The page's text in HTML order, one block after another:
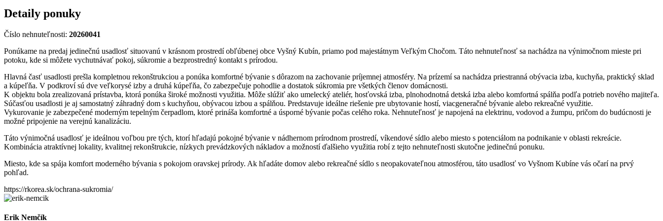
Detaily ponuky
Číslo nehnuteľnosti: 20260041
Ponúkame na predaj jedinečnú usadlosť situovanú v krásnom prostredí obľúbenej obce Vyšný Kubín, priamo pod majestátnym Veľkým Chočom. Táto nehnuteľnosť sa nachádza na výnimočnom mieste pri
potoku, kde si môžete vychutnávať pokoj, súkromie a bezprostredný kontakt s prírodou.
Hlavná časť usadlosti prešla kompletnou rekonštrukciou a ponúka komfortné bývanie s dôrazom na zachovanie príjemnej atmosféry. Na prízemí sa nachádza priestranná obývacia izba, kuchyňa, praktický sklad
a kúpeľňa. V podkroví sú dve veľkorysé izby a druhá kúpeľňa, čo zabezpečuje pohodlie a dostatok súkromia pre všetkých členov domácnosti.
K objektu bola zrealizovaná prístavba, ktorá ponúka široké možnosti využitia. Môže slúžiť ako umelecký ateliér, hosťovská izba, plnohodnotná detská izba alebo komfortná spálňa podľa potrieb nového majiteľa.
Súčasťou usadlosti je aj samostatný záhradný dom s kuchyňou, obývacou izbou a spálňou. Predstavuje ideálne riešenie pre ubytovanie hostí, viacgeneračné bývanie alebo rekreačné využitie.
Vykurovanie je zabezpečené moderným tepelným čerpadlom, ktoré prináša komfortné a úsporné bývanie počas celého roka. Nehnuteľnosť je napojená na elektrinu, vodovod a žumpu, pričom do budúcnosti je
možné pripojenie na verejnú kanalizáciu.
Táto výnimočná usadlosť je ideálnou voľbou pre tých, ktorí hľadajú pokojné bývanie v nádhernom prírodnom prostredí, víkendové sídlo alebo miesto s potenciálom na podnikanie v oblasti rekreácie.
Kombinácia atraktívnej lokality, kvalitnej rekonštrukcie, nízkych prevádzkových nákladov a možností ďalšieho využitia robí z tejto nehnuteľnosti skutočne jedinečnú ponuku.
Miesto, kde sa spája komfort moderného bývania s pokojom oravskej prírody. Ak hľadáte domov alebo rekreačné sídlo s neopakovateľnou atmosférou, táto usadlosť vo Vyšnom Kubíne vás očarí na prvý
pohľad.
https://rkorea.sk/ochrana-sukromia/
Erik Nemčík